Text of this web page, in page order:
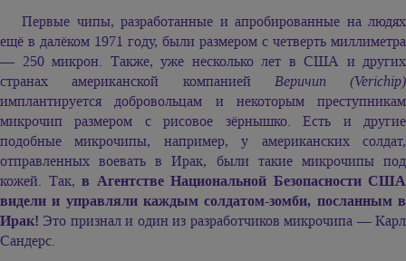
Первые чипы, разработанные и апробированные на людях
ещё в далёком 1971 году, были размером с четверть миллиметра
— 250 микрон. Также, уже несколько лет в США и других
странах американской компанией Веричип (Verichip)
имплантируется добровольцам и некоторым преступникам
микрочип размером с рисовое зёрнышко. Есть и другие
подобные микрочипы, например, у американских солдат,
отправленных воевать в Ирак, были такие микрочипы под
кожей. Так, в Агентстве Национальной Безопасности США
видели и управляли каждым солдатом-зомби, посланным в
Ирак! Это признал и один из разработчиков микрочипа — Карл
Сандерс.